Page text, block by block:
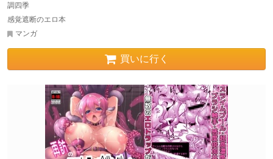
調四季
感覚遮断のエロ本
マンガ
買いに行く